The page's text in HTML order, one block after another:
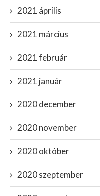
2021 április
2021 március
2021 február
2021 január
2020 december
2020 november
2020 október
2020 szeptember